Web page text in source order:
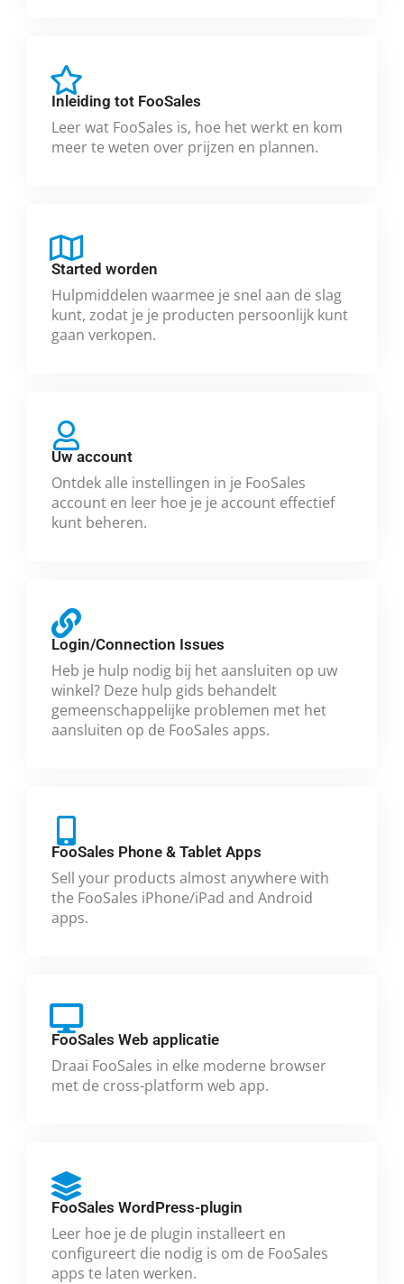
Inleiding tot FooSales
Leer wat FooSales is, hoe het werkt en kom
meer te weten over prijzen en plannen.
Started worden
Hulpmiddelen waarmee je snel aan de slag
kunt, zodat je je producten persoonlijk kunt
gaan verkopen.
Uw account
Ontdek alle instellingen in je FooSales
account en leer hoe je je account effectief
kunt beheren.
Login/Connection Issues
Heb je hulp nodig bij het aansluiten op uw
winkel? Deze hulp gids behandelt
gemeenschappelijke problemen met het
aansluiten op de FooSales apps.
FooSales Phone & Tablet Apps
Sell your products almost anywhere with
the FooSales iPhone/iPad and Android
apps.
FooSales Web applicatie
Draai FooSales in elke moderne browser
met de cross-platform web app.
FooSales WordPress-plugin
Leer hoe je de plugin installeert en
configureert die nodig is om de FooSales
apps te laten werken.